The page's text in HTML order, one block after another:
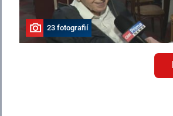
23 fotografií